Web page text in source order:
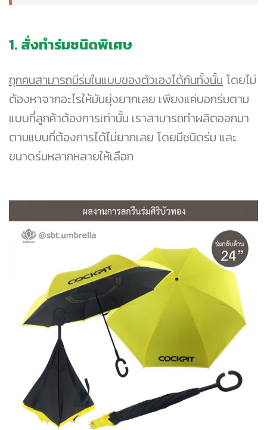
1. สั่งทำร่มชนิดพิเศษ
ทุกคนสามารถมีร่มในแบบของตัวเองได้กันทั้งนั้น โดยไม่
ต้องหาจากอะไรให้มันยุ่งยากเลย เพียงแค่บอกร่มตาม
แบบที่ลูกค้าต้องการเท่านั้น เราสามารถทำผลิตออกมา
ตามแบบที่ต้องการได้ไม่ยากเลย โดยมีชนิดร่ม และ
ขนาดร่มหลากหลายให้เลือก